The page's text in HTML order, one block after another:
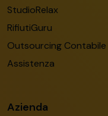
StudioRelax
RifiutiGuru
Outsourcing Contabile
Assistenza
Azienda